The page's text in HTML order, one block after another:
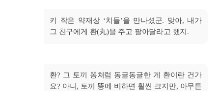
키 작은 약재상 ‘치들’을 만나셨군. 맞아, 내가
그 친구에게 환(丸)을 주고 팔아달라고 했지.
환? 그 토끼 똥처럼 동글동글한 게 환이란 건가
요? 아니, 토끼 똥에 비하면 훨씬 크지만, 아무튼